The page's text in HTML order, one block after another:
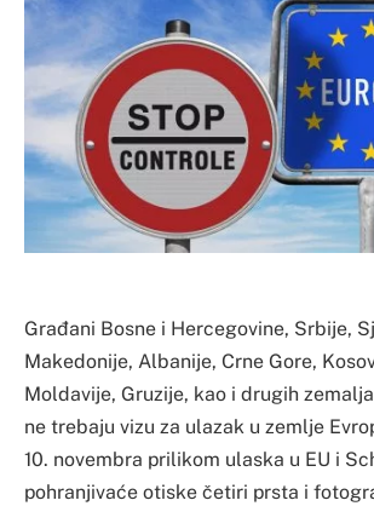
Građani Bosne i Hercegovine, Srbije,
Makedonije, Albanije, Crne Gore,
Moldavije, Gruzije, kao i drugih
ne trebaju vizu za ulazak u zemlje
10. novembra prilikom ulaska u EU i
pohranjivaće otiske četiri prsta i